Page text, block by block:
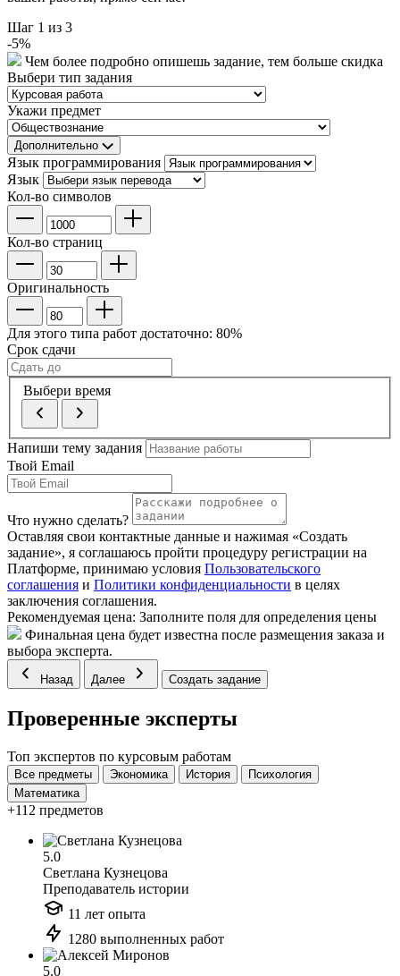
Шаг 1 из 3
-5%
Чем более подробно опишешь задание, тем больше скидка
Выбери тип задания
Укажи предмет
Дополнительно
Язык программирования
Язык
Кол-во символов
Кол-во страниц
Оригинальность
Для этого типа работ достаточно: 80%
Срок сдачи
Выбери время
Напиши тему задания
Твой Email
Что нужно сделать?
Оставляя свои контактные данные и нажимая «Создать
задание», я соглашаюсь пройти процедуру регистрации на
Платформе, принимаю условия Пользовательского
соглашения и Политики конфиденциальности в целях
заключения соглашения.
Рекомендуемая цена: Заполните поля для определения цены
Финальная цена будет известна после размещения заказа и
выбора эксперта.
Назад Далее Создать задание
Проверенные эксперты
Топ экспертов по курсовым работам
Все предметы Экономика История
Психология
Математика
+112 предметов
5.0
Светлана Кузнецова
Преподаватель истории
11 лет опыта
1280 выполненных работ
5.0